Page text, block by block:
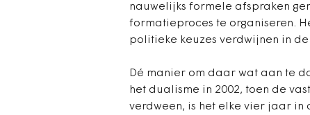
nauwelijks formele afspraken
formatieproces te organiseren.
politieke keuzes verdwijnen in
Dé manier om daar wat aan te
het dualisme in 2002, toen de
verdween, is het elke vier jaar in